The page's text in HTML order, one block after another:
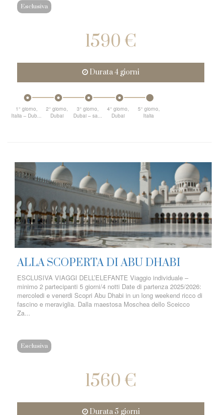
Esclusiva
1590 €
Durata 4 giorni
1° giorno,
Italia – Dub...
2° giorno,
Dubai
3° giorno,
Dubai – sa...
4° giorno,
Dubai
5° giorno,
Italia
ALLA SCOPERTA DI ABU DHABI
ESCLUSIVA VIAGGI DELL’ELEFANTE Viaggio individuale –
minimo 2 partecipanti 5 giorni/4 notti Date di partenza 2025/2026:
mercoledi e venerdi Scopri Abu Dhabi in un long weekend ricco di
fascino e meraviglia. Dalla maestosa Moschea dello Sceicco
Za...
Esclusiva
1560 €
Durata 5 giorni